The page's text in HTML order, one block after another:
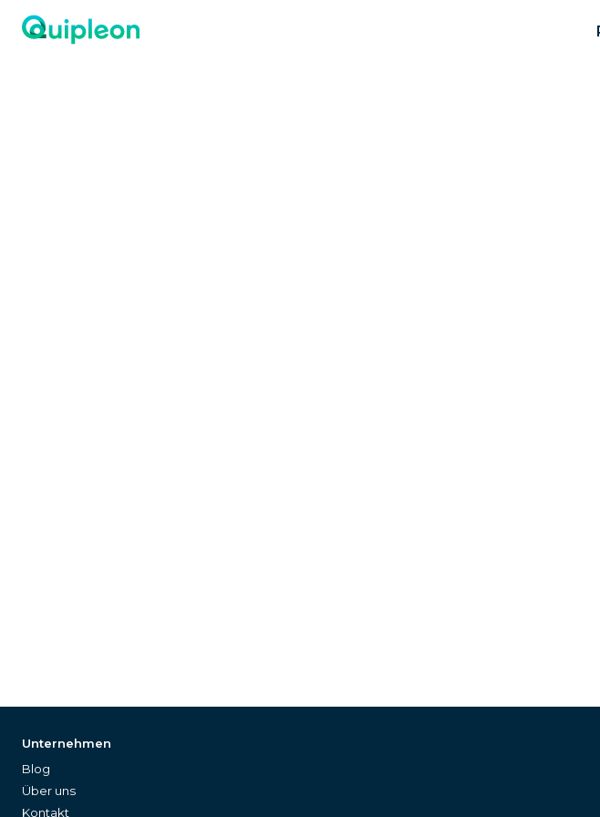
Unternehmen
Blog
Über uns
Kontakt